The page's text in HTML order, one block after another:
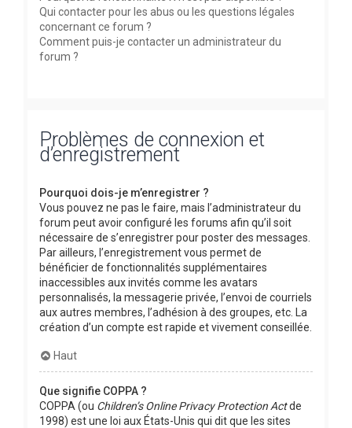
Qui contacter pour les abus ou les questions légales
concernant ce forum ?
Comment puis-je contacter un administrateur du
forum ?
Problèmes de connexion et
d’enregistrement
Pourquoi dois-je m’enregistrer ?
Vous pouvez ne pas le faire, mais l’administrateur du
forum peut avoir configuré les forums afin qu’il soit
nécessaire de s’enregistrer pour poster des messages.
Par ailleurs, l’enregistrement vous permet de
bénéficier de fonctionnalités supplémentaires
inaccessibles aux invités comme les avatars
personnalisés, la messagerie privée, l’envoi de courriels
aux autres membres, l’adhésion à des groupes, etc. La
création d’un compte est rapide et vivement conseillée.
Haut
Que signifie COPPA ?
COPPA (ou Children’s Online Privacy Protection Actde
1998) est une loi aux États-Unis qui dit que les sites